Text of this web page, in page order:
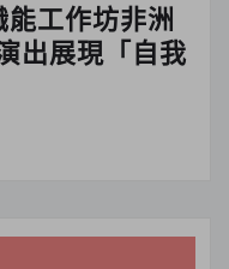
工作坊非洲
出展現「自我